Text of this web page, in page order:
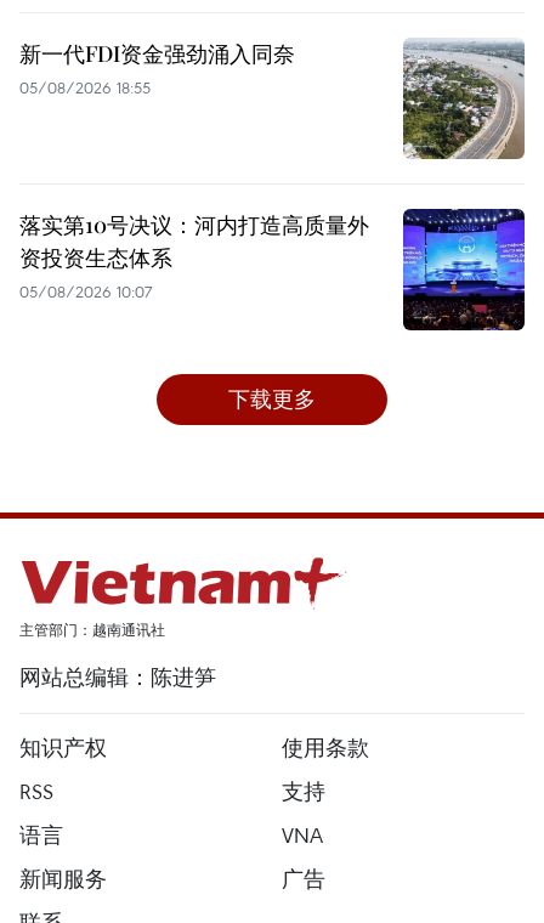
新一代FDI资金强劲涌入同奈
05/08/2026 18:55
落实第10号决议：河内打造高质量外
资投资生态体系
05/08/2026 10:07
下载更多
主管部门：越南通讯社
网站总编辑：陈进笋
知识产权
使用条款
RSS
支持
语言
VNA
新闻服务
广告